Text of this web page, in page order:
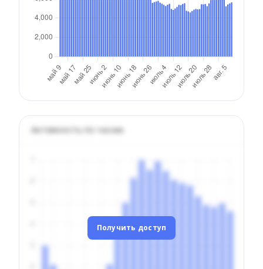
Активность по часам
Получить доступ